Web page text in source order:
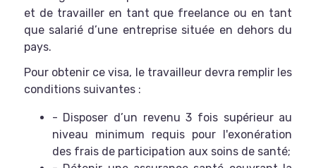
et de travailler en tant que freelance ou en tant
que salarié d’une entreprise située en dehors du
pays.
Pour obtenir ce visa, le travailleur devra remplir les
conditions suivantes :
- Disposer d’un revenu 3 fois supérieur au
niveau minimum requis pour l'exonération
des frais de participation aux soins de santé;